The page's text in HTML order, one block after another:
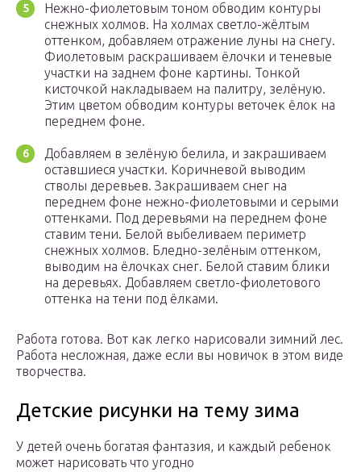
Нежно-фиолетовым тоном обводим контуры
снежных холмов. На холмах светло-жёлтым
оттенком, добавляем отражение луны на снегу.
Фиолетовым раскрашиваем ёлочки и теневые
участки на заднем фоне картины. Тонкой
кисточкой накладываем на палитру, зелёную.
Этим цветом обводим контуры веточек ёлок на
переднем фоне.
Добавляем в зелёную белила, и закрашиваем
оставшиеся участки. Коричневой выводим
стволы деревьев. Закрашиваем снег на
переднем фоне нежно-фиолетовыми и серыми
оттенками. Под деревьями на переднем фоне
ставим тени. Белой выбеливаем периметр
снежных холмов. Бледно-зелёным оттенком,
выводим на ёлочках снег. Белой ставим блики
на деревьях. Добавляем светло-фиолетового
оттенка на тени под ёлками.
Работа готова. Вот как легко нарисовали зимний лес.
Работа несложная, даже если вы новичок в этом виде
творчества.
Детские рисунки на тему зима
У детей очень богатая фантазия, и каждый ребенок
может нарисовать что угодно